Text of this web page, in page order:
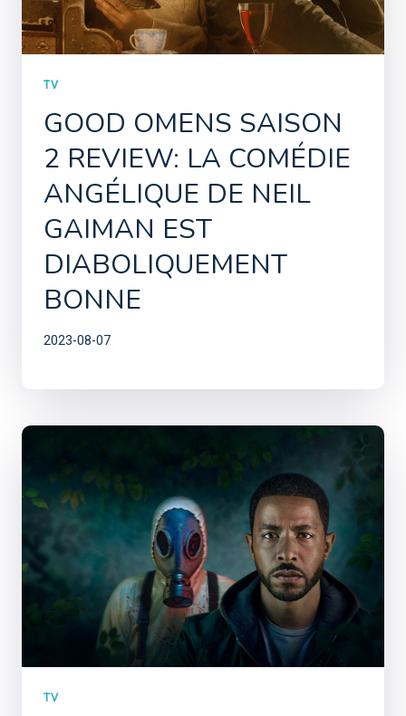
TV
GOOD OMENS SAISON
2 REVIEW: LA COMÉDIE
ANGÉLIQUE DE NEIL
GAIMAN EST
DIABOLIQUEMENT
BONNE
2023-08-07
TV